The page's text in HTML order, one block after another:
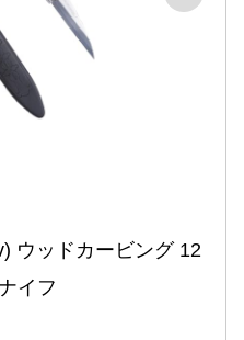
ウッドカービング 12
イフ